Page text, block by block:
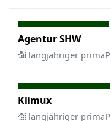
Agentur SHW
langjähriger
Klimux
langjähriger